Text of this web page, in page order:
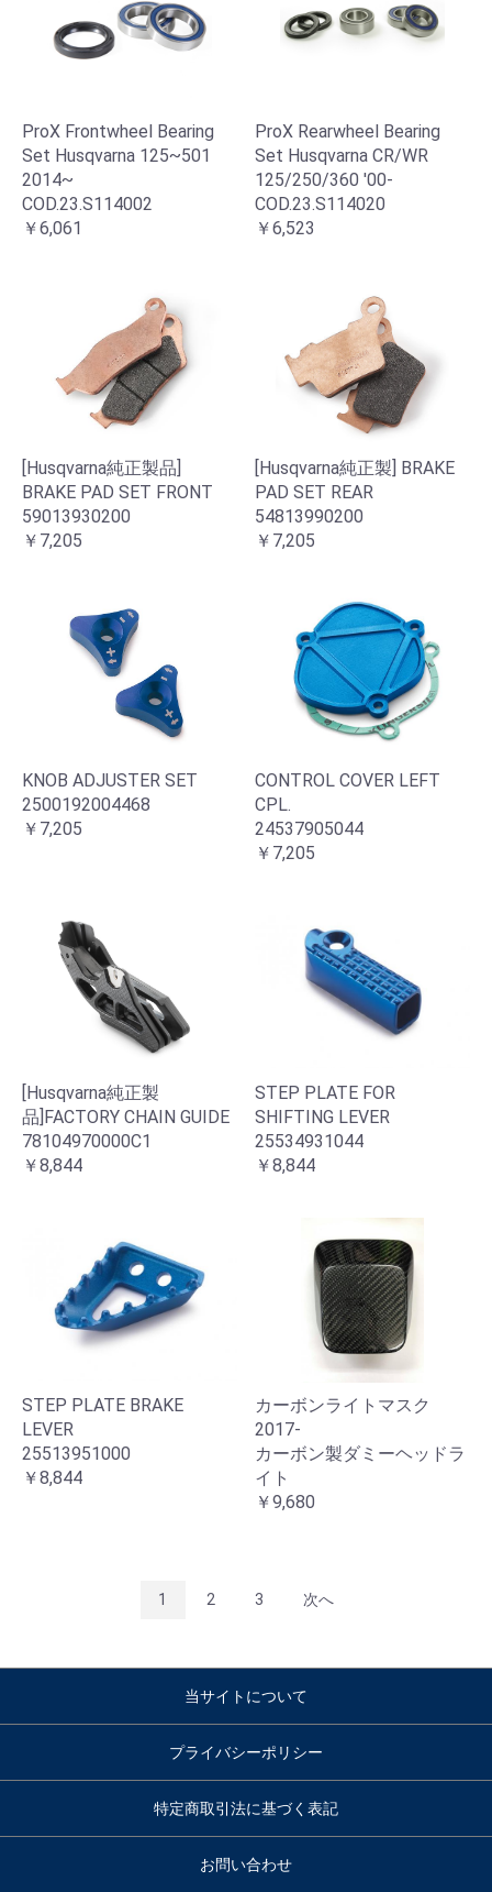
ProX Frontwheel Bearing
Set Husqvarna 125~501
2014~
COD.23.S114002
￥6,061
ProX Rearwheel Bearing
Set Husqvarna CR/WR
125/250/360 '00-
COD.23.S114020
￥6,523
[Husqvarna純正製品]
BRAKE PAD SET FRONT
59013930200
￥7,205
[Husqvarna純正製] BRAKE
PAD SET REAR
54813990200
￥7,205
KNOB ADJUSTER SET
2500192004468
￥7,205
CONTROL COVER LEFT
CPL.
24537905044
￥7,205
[Husqvarna純正製
品]FACTORY CHAIN GUIDE
78104970000C1
￥8,844
STEP PLATE FOR
SHIFTING LEVER
25534931044
￥8,844
STEP PLATE BRAKE
LEVER
25513951000
￥8,844
カーボンライトマスク
2017-
カーボン製ダミーヘッドラ
イト
￥9,680
1 2 3 次へ
当サイトについて
プライバシーポリシー
特定商取引法に基づく表記
お問い合わせ